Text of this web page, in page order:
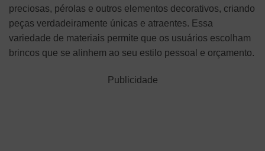
preciosas, pérolas e outros elementos decorativos, criando
peças verdadeiramente únicas e atraentes. Essa
variedade de materiais permite que os usuários escolham
brincos que se alinhem ao seu estilo pessoal e orçamento.
Publicidade